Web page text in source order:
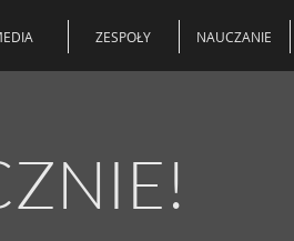
ZESPOŁY NAUCZANIE